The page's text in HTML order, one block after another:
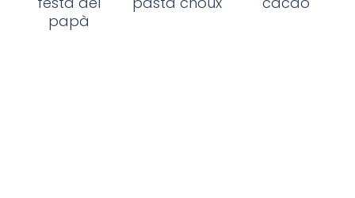
festa del
papà
pasta choux cacao